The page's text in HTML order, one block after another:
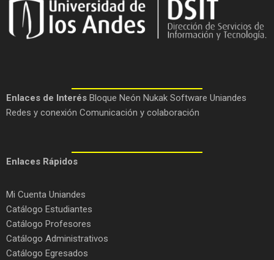
Enlaces de Interés Bloque Neón Nukak Software Uniandes
Redes y conexión Comunicación y colaboración
Enlaces Rápidos
Mi Cuenta Uniandes
Catálogo Estudiantes
Catálogo Profesores
Catálogo Administrativos
Catálogo Egresados